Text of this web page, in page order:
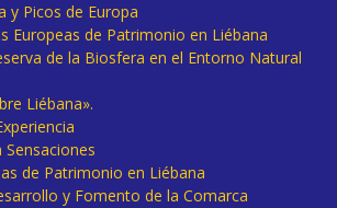
y Picos de Europa
Europeas de Patrimonio en Liébana
de la Biosfera en el Entorno Natural
Liébana».
Sensaciones
de Patrimonio en Liébana
y Fomento de la Comarca